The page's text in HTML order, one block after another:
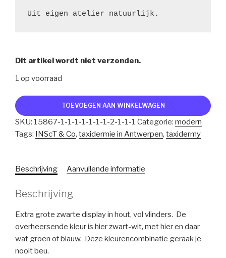
Uit eigen atelier natuurlijk.
Dit artikel wordt niet verzonden.
1 op voorraad
display
boordevol
vlinders
aantal
TOEVOEGEN AAN WINKELWAGEN
SKU: 15867-1-1-1-1-1-1-1-2-1-1-1 Categorie: modern
Tags: INScT & Co, taxidermie in Antwerpen, taxidermy
Beschrijving Aanvullende informatie
Beschrijving
Extra grote zwarte display in hout, vol vlinders. De
overheersende kleur is hier zwart-wit, met hier en daar
wat groen of blauw. Deze kleurencombinatie geraak je
nooit beu.